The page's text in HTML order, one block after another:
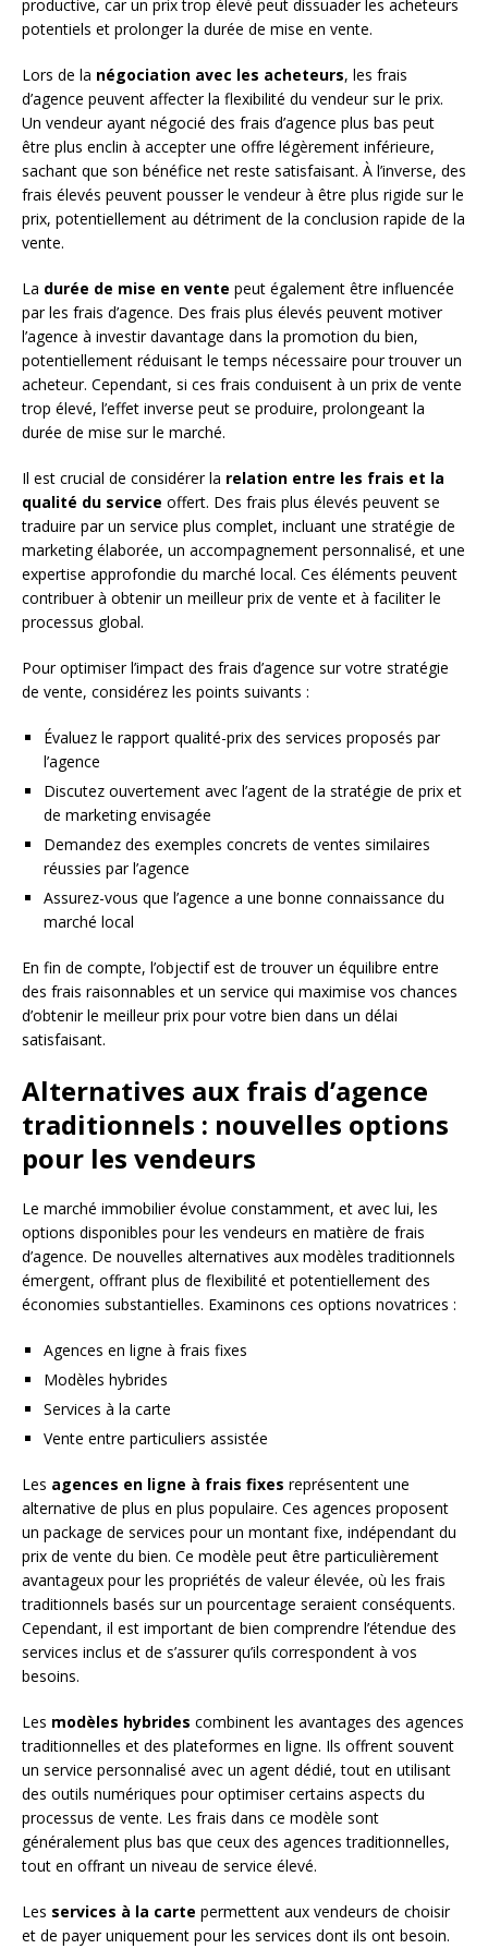
productive, car un prix trop élevé peut dissuader les acheteurs
potentiels et prolonger la durée de mise en vente.
Lors de la négociation avec les acheteurs, les frais
d’agence peuvent affecter la flexibilité du vendeur sur le prix.
Un vendeur ayant négocié des frais d’agence plus bas peut
être plus enclin à accepter une offre légèrement inférieure,
sachant que son bénéfice net reste satisfaisant. À l’inverse, des
frais élevés peuvent pousser le vendeur à être plus rigide sur le
prix, potentiellement au détriment de la conclusion rapide de la
vente.
La durée de mise en vente peut également être influencée
par les frais d’agence. Des frais plus élevés peuvent motiver
l’agence à investir davantage dans la promotion du bien,
potentiellement réduisant le temps nécessaire pour trouver un
acheteur. Cependant, si ces frais conduisent à un prix de vente
trop élevé, l’effet inverse peut se produire, prolongeant la
durée de mise sur le marché.
Il est crucial de considérer la relation entre les frais et la
qualité du service offert. Des frais plus élevés peuvent se
traduire par un service plus complet, incluant une stratégie de
marketing élaborée, un accompagnement personnalisé, et une
expertise approfondie du marché local. Ces éléments peuvent
contribuer à obtenir un meilleur prix de vente et à faciliter le
processus global.
Pour optimiser l’impact des frais d’agence sur votre stratégie
de vente, considérez les points suivants :
Évaluez le rapport qualité-prix des services proposés par
l’agence
Discutez ouvertement avec l’agent de la stratégie de prix et
de marketing envisagée
Demandez des exemples concrets de ventes similaires
réussies par l’agence
Assurez-vous que l’agence a une bonne connaissance du
marché local
En fin de compte, l’objectif est de trouver un équilibre entre
des frais raisonnables et un service qui maximise vos chances
d’obtenir le meilleur prix pour votre bien dans un délai
satisfaisant.
Alternatives aux frais d’agence
traditionnels : nouvelles options
pour les vendeurs
Le marché immobilier évolue constamment, et avec lui, les
options disponibles pour les vendeurs en matière de frais
d’agence. De nouvelles alternatives aux modèles traditionnels
émergent, offrant plus de flexibilité et potentiellement des
économies substantielles. Examinons ces options novatrices :
Agences en ligne à frais fixes
Modèles hybrides
Services à la carte
Vente entre particuliers assistée
Les agences en ligne à frais fixes représentent une
alternative de plus en plus populaire. Ces agences proposent
un package de services pour un montant fixe, indépendant du
prix de vente du bien. Ce modèle peut être particulièrement
avantageux pour les propriétés de valeur élevée, où les frais
traditionnels basés sur un pourcentage seraient conséquents.
Cependant, il est important de bien comprendre l’étendue des
services inclus et de s’assurer qu’ils correspondent à vos
besoins.
Les modèles hybrides combinent les avantages des agences
traditionnelles et des plateformes en ligne. Ils offrent souvent
un service personnalisé avec un agent dédié, tout en utilisant
des outils numériques pour optimiser certains aspects du
processus de vente. Les frais dans ce modèle sont
généralement plus bas que ceux des agences traditionnelles,
tout en offrant un niveau de service élevé.
Les services à la carte permettent aux vendeurs de choisir
et de payer uniquement pour les services dont ils ont besoin.